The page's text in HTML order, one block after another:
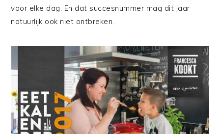
voor elke dag. En dat succesnummer mag dit jaar
natuurlijk ook niet ontbreken.